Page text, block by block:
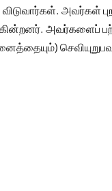
அவர்கள்
அவர்களைப்